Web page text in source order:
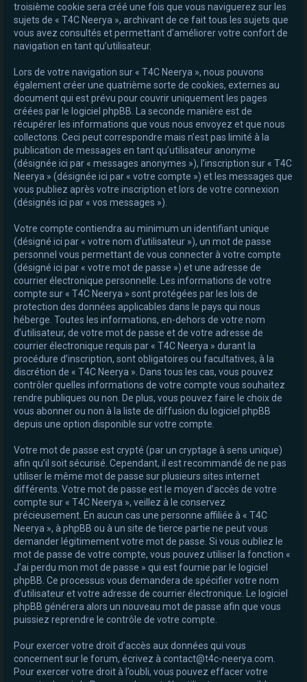
troisième cookie sera créé une fois que vous naviguerez sur les
sujets de « T4C Neerya », archivant de ce fait tous les sujets que
vous avez consultés et permettant d’améliorer votre confort de
navigation en tant qu’utilisateur.
Lors de votre navigation sur « T4C Neerya », nous pouvons
également créer une quatrième sorte de cookies, externes au
document qui est prévu pour couvrir uniquement les pages
créées par le logiciel phpBB. La seconde manière est de
récupérer les informations que vous nous envoyez et que nous
collectons. Ceci peut correspondre mais n’est pas limité à la
publication de messages en tant qu’utilisateur anonyme
(désignée ici par « messages anonymes »), l’inscription sur « T4C
Neerya » (désignée ici par « votre compte ») et les messages que
vous publiez après votre inscription et lors de votre connexion
(désignés ici par « vos messages »).
Votre compte contiendra au minimum un identifiant unique
(désigné ici par « votre nom d’utilisateur »), un mot de passe
personnel vous permettant de vous connecter à votre compte
(désigné ici par « votre mot de passe ») et une adresse de
courrier électronique personnelle. Les informations de votre
compte sur « T4C Neerya » sont protégées par les lois de
protection des données applicables dans le pays qui nous
héberge. Toutes les informations, en-dehors de votre nom
d’utilisateur, de votre mot de passe et de votre adresse de
courrier électronique requis par « T4C Neerya » durant la
procédure d’inscription, sont obligatoires ou facultatives, à la
discrétion de « T4C Neerya ». Dans tous les cas, vous pouvez
contrôler quelles informations de votre compte vous souhaitez
rendre publiques ou non. De plus, vous pouvez faire le choix de
vous abonner ou non à la liste de diffusion du logiciel phpBB
depuis une option disponible sur votre compte.
Votre mot de passe est crypté (par un cryptage à sens unique)
afin qu’il soit sécurisé. Cependant, il est recommandé de ne pas
utiliser le même mot de passe sur plusieurs sites internet
différents. Votre mot de passe est le moyen d’accès de votre
compte sur « T4C Neerya », veillez à le conservez
précieusement. En aucun cas une personne affiliée à « T4C
Neerya », à phpBB ou à un site de tierce partie ne peut vous
demander légitimement votre mot de passe. Si vous oubliez le
mot de passe de votre compte, vous pouvez utiliser la fonction «
J’ai perdu mon mot de passe » qui est fournie par le logiciel
phpBB. Ce processus vous demandera de spécifier votre nom
d’utilisateur et votre adresse de courrier électronique. Le logiciel
phpBB générera alors un nouveau mot de passe afin que vous
puissiez reprendre le contrôle de votre compte.
Pour exercer votre droit d’accès aux données qui vous
concernent sur le forum, écrivez à contact@t4c-neerya.com.
Pour exercer votre droit à l’oubli, vous pouvez effacer votre